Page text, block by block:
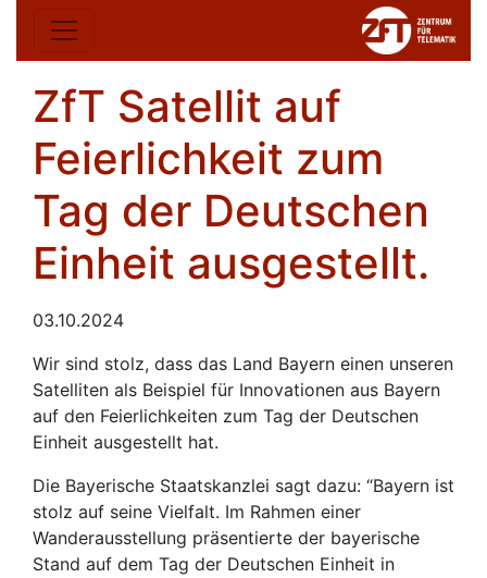
ZfT Satellit auf
Feierlichkeit zum
Tag der Deutschen
Einheit ausgestellt.
03.10.2024
Wir sind stolz, dass das Land Bayern einen unseren
Satelliten als Beispiel für Innovationen aus Bayern
auf den Feierlichkeiten zum Tag der Deutschen
Einheit ausgestellt hat.
Die Bayerische Staatskanzlei sagt dazu: “Bayern ist
stolz auf seine Vielfalt. Im Rahmen einer
Wanderausstellung präsentierte der bayerische
Stand auf dem Tag der Deutschen Einheit in